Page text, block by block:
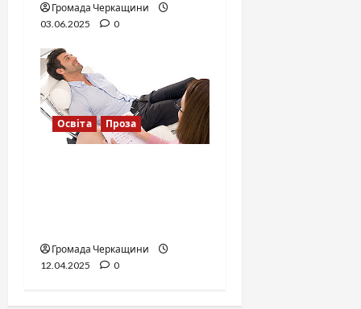
Громада Черкащини
03.06.2025
0
Освіта Проза
Громада Черкащини
12.04.2025
0